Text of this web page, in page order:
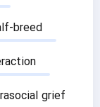
breed
grief